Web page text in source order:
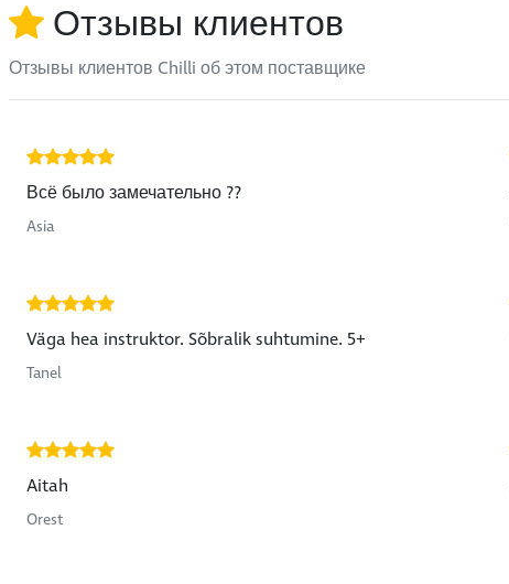
Отзывы клиентов
Отзывы клиентов Chilli об этом поставщике
Всё было замечательно ??
Asia
Väga hea instruktor. Sõbralik suhtumine. 5+
Tanel
Aitah
Orest